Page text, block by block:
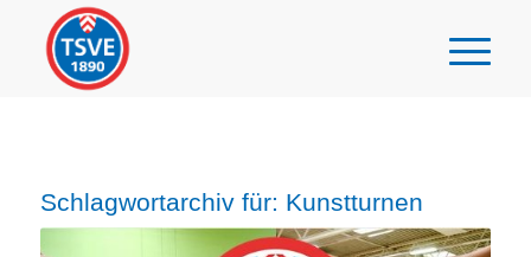
Schlagwortarchiv für: Kunstturnen